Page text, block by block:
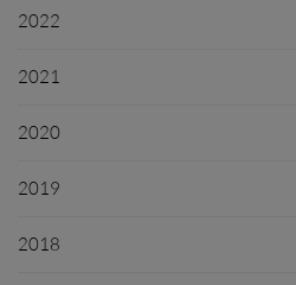
2022
2021
2020
2019
2018